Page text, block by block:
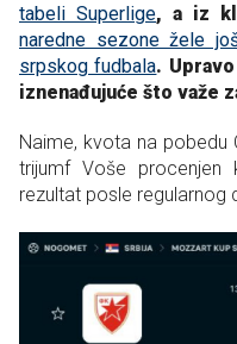
tabeli Superlige, a iz
naredne sezone žele
srpskog fudbala.
iznenađujuće što važe
Naime, kvota na pobedu
trijumf Voše procenjen
rezultat posle regularnog